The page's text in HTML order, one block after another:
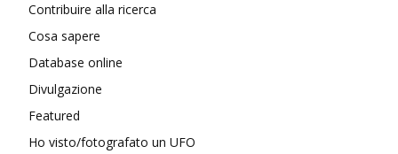
Contribuire alla ricerca
Cosa sapere
Database online
Divulgazione
Featured
Ho visto/fotografato un UFO